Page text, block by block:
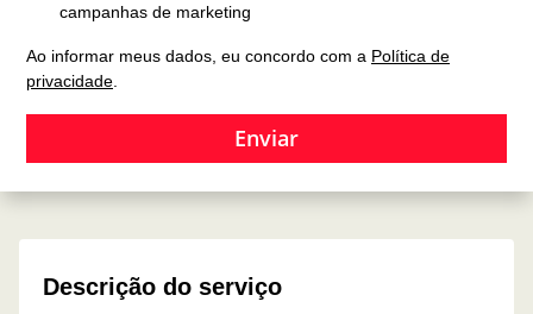
campanhas de marketing
Ao informar meus dados, eu concordo com a Política de
privacidade
Enviar
Descrição do serviço